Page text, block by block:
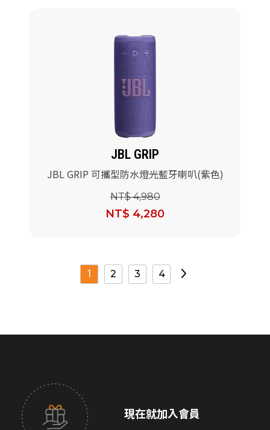
JBL GRIP
JBL GRIP 可攜型防水燈光藍牙喇叭(紫色)
NT$ 4,980
NT$ 4,280
1 2 3 4
現在就加入會員